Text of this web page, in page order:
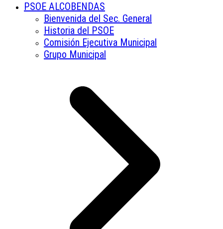
PSOE ALCOBENDAS
Bienvenida del Sec. General
Historia del PSOE
Comisión Ejecutiva Municipal
Grupo Municipal